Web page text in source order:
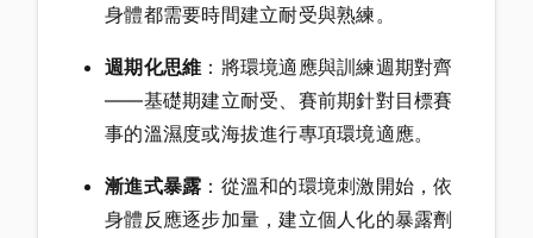
身體都需要時間建立耐受與熟練。
週期化思維 ：將環境適應與訓練週期對齊
——基礎期建立耐受、賽前期針對目標賽
事的溫濕度或海拔進行專項環境適應。
漸進式暴露 ：從溫和的環境刺激開始，依
身體反應逐步加量，建立個人化的暴露劑